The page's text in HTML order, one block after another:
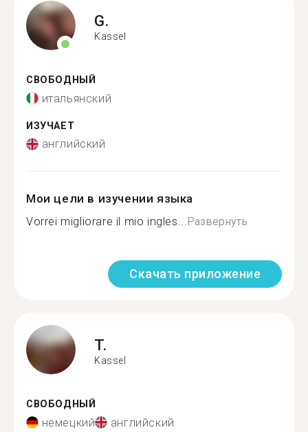
G.
Kassel
СВОБОДНЫЙ
итальянский
ИЗУЧАЕТ
английский
Мои цели в изучении языка
Vorrei migliorare il mio ingles...Развернуть
Скачать приложение
T.
Kassel
СВОБОДНЫЙ
немецкий английский